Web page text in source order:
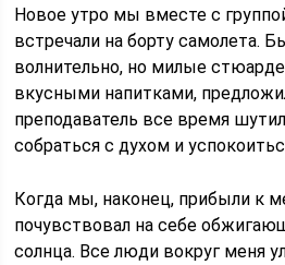
Новое утро мы вместе с
встречали на борту самолета.
волнительно, но милые
вкусными напитками,
преподаватель все время
собраться с духом и
Когда мы, наконец, прибыли к
почувствовал на себе
солнца. Все люди вокруг меня